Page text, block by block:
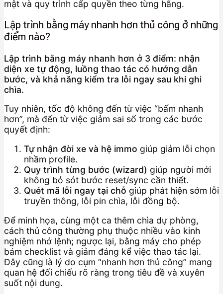
mật và quy trình cấp quyền theo từng hãng.
Lập trình bằng máy nhanh hơn thủ công ở những
điểm nào?
Lập trình bằng máy nhanh hơn ở 3 điểm: nhận
diện xe tự động, luồng thao tác có hướng dẫn
bước, và khả năng kiểm tra lỗi ngay sau khi ghi
chìa.
Tuy nhiên, tốc độ không đến từ việc “bấm nhanh
hơn”, mà đến từ việc giảm sai số trong các bước
quyết định:
Tự nhận đời xe và hệ immo giúp giảm lỗi chọn
nhầm profile.
Quy trình từng bước (wizard) giúp người mới
không bỏ sót bước reset/sync cần thiết.
Quét mã lỗi ngay tại chỗ giúp phát hiện sớm lỗi
truyền thông, lỗi pin chìa, lỗi đồng bộ.
Để minh họa, cùng một ca thêm chìa dự phòng,
cách thủ công thường phụ thuộc nhiều vào kinh
nghiệm nhớ lệnh; ngược lại, bằng máy cho phép
bám checklist và giảm đáng kể việc thao tác lại.
Đây cũng là lý do cụm “nhanh hơn thủ công” mang
quan hệ đối chiếu rõ ràng trong tiêu đề và xuyên
suốt nội dung.